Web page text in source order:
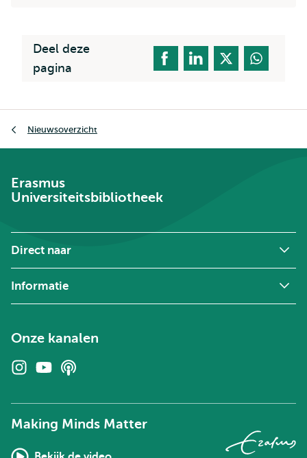
Deel deze
pagina
Nieuwsoverzicht
Erasmus
Universiteitsbibliotheek
Direct naar
Informatie
Onze kanalen
Instagram
Youtube
Making Minds Matter